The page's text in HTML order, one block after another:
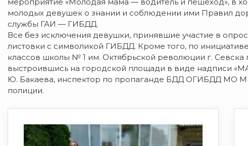
молодых девушек о знании и соблюдении ими Правил
службы ГАИ — ГИБДД.
Все без исключения девушки, принявшие участие в
листовки с символикой ГИБДД. Кроме того, по
классов школы № 1 им. Октябрьской революции г.
выстроившись на городской площади в виде надписи
Ю. Бакаева, инспектор по пропаганде БДД ОГИБДД МО
полиции.